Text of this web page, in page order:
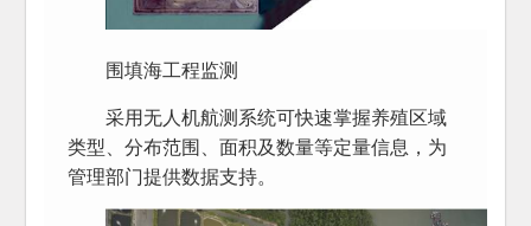
围填海工程监测
采用无人机航测系统可快速掌握养殖区域
类型、分布范围、面积及数量等定量信息，为
管理部门提供数据支持。